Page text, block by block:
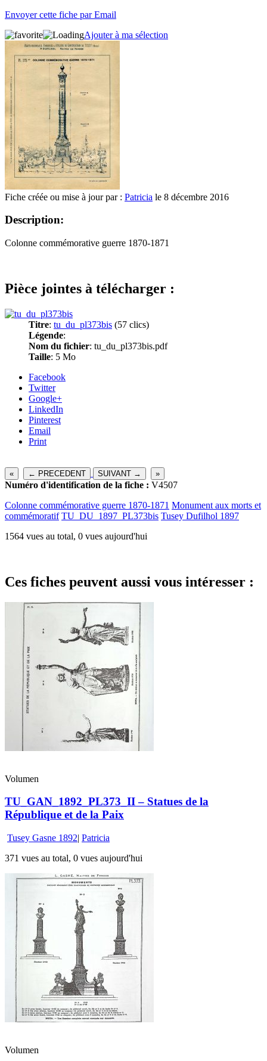
Envoyer cette fiche par Email
Ajouter à ma sélection
Fiche créée ou mise à jour par : Patricia le 8 décembre 2016
Description:
Colonne commémorative guerre 1870-1871
Pièce jointes à télécharger :
Titre: tu_du_pl373bis (57 clics)
Légende:
Nom du fichier: tu_du_pl373bis.pdf
Taille: 5 Mo
Facebook
Twitter
Google+
LinkedIn
Pinterest
Email
Print
« ← PRECEDENT SUIVANT → »
Numéro d'identification de la fiche : V4507
Colonne commémorative guerre 1870-1871 Monument aux morts et
commémoratif TU_DU_1897_PL373bis Tusey Dufilhol 1897
1564 vues au total, 0 vues aujourd'hui
Ces fiches peuvent aussi vous intéresser :
Volumen
TU_GAN_1892_PL373_II – Statues de la
République et de la Paix
Tusey Gasne 1892| Patricia
371 vues au total, 0 vues aujourd'hui
Volumen